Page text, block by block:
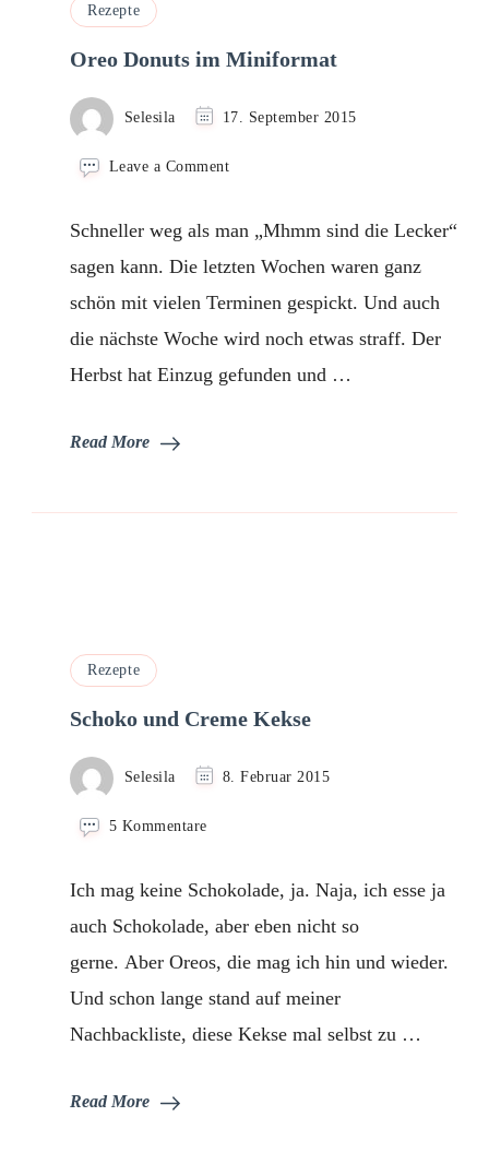
Rezepte
Oreo Donuts im Miniformat
Selesila 17. September 2015
Leave a Commenton
im
Miniformat
Schneller weg als man „Mhmm sind die Lecker“
sagen kann. Die letzten Wochen waren ganz
schön mit vielen Terminen gespickt. Und auch
die nächste Woche wird noch etwas straff. Der
Herbst hat Einzug gefunden und …
Read More
Rezepte
Schoko und Creme Kekse
Selesila 8. Februar 2015
5 Kommentarezu
Creme
Kekse
Ich mag keine Schokolade, ja. Naja, ich esse ja
auch Schokolade, aber eben nicht so
gerne. Aber Oreos, die mag ich hin und wieder.
Und schon lange stand auf meiner
Nachbackliste, diese Kekse mal selbst zu …
Read More